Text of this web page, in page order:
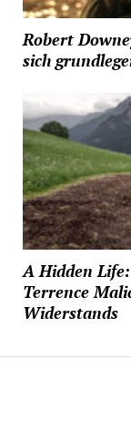
Robert
sich
A Hidden
Terrence
Widerstands